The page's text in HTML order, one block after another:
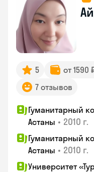
5 от 1590
7 отзывов
Гуманитарный
Астаны • 2010 г.
Гуманитарный
Астаны • 2010 г.
Университет